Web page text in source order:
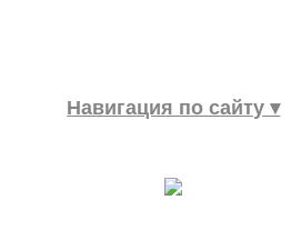
Навигация по сайту ▾